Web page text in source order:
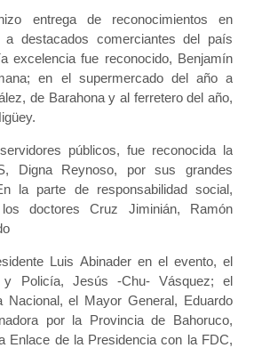
entrega de reconocimientos en
a destacados comerciantes del país
excelencia fue reconocido, Benjamín
en el supermercado del año a
de Barahona y al ferretero del año,
públicos, fue reconocida la
Digna Reynoso, por sus grandes
la parte de responsabilidad social,
doctores Cruz Jiminián, Ramón
Luis Abinader en el evento, el
y Policía, Jesús -Chu- Vásquez; el
Nacional, el Mayor General, Eduardo
por la Provincia de Bahoruco,
Enlace de la Presidencia con la FDC,